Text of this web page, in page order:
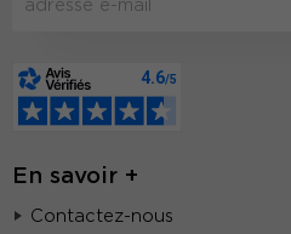
En savoir +
Contactez-nous